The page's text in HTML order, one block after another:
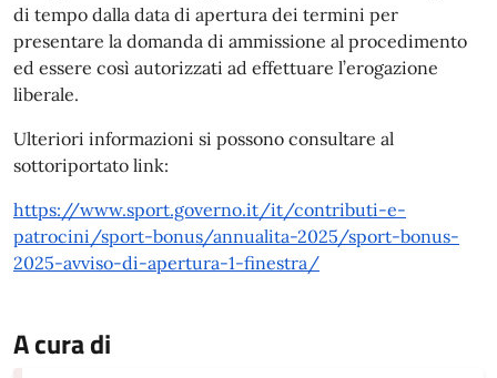
di tempo dalla data di apertura dei termini per
presentare la domanda di ammissione al procedimento
ed essere così autorizzati ad effettuare l’erogazione
liberale.
Ulteriori informazioni si possono consultare al
sottoriportato link:
https://www.sport.governo.it/it/contributi-e-
patrocini/sport-bonus/annualita-2025/sport-bonus-
2025-avviso-di-apertura-1-finestra/
A cura di